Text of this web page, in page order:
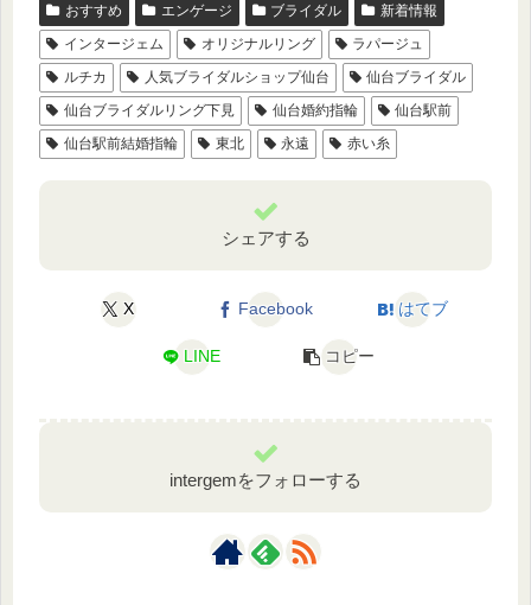
おすすめ エンゲージ ブライダル
新着情報
インタージェム
オリジナルリング
ラパージュ
ルチカ
人気ブライダルショップ仙台
仙台ブライダル
仙台ブライダルリング下見
仙台婚約指輪
仙台駅前
仙台駅前結婚指輪
東北 永遠 赤い糸
シェアする
X Facebook はてブ
LINE コピー
intergemをフォローする